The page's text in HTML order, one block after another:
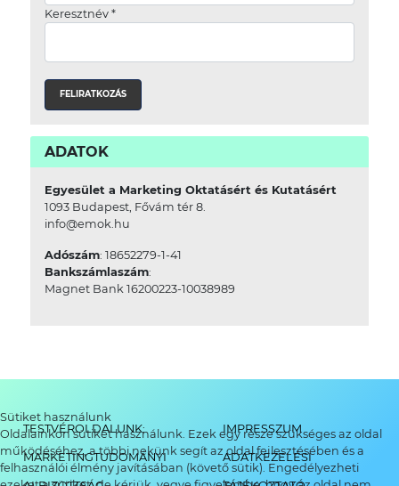
Keresztnév *
ADATOK
Egyesület a Marketing Oktatásért és Kutatásért
1093 Budapest, Fővám tér 8.
info@emok.hu
Adószám: 18652279-1-41
Bankszámlaszám:
Magnet Bank 16200223-10038989
TESTVÉROLDALUNK:
MARKETINGTUDOMÁNYI
IMPRESSZUM
ADATKEZELÉSI
Sütiket használunk
Oldalainkon sütiket használunk. Ezek egy része szükséges az oldal
működéséhez, a többi nekünk segít az oldal fejlesztésében és a
felhasználói élmény javításában (követő sütik). Engedélyezheti